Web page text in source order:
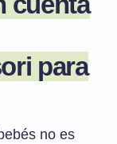
para
no es